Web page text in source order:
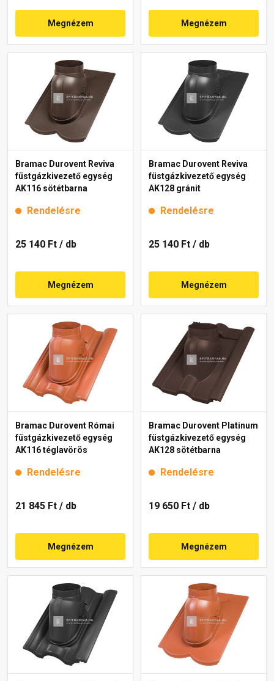
Megnézem Megnézem
Bramac Durovent Reviva
füstgázkivezető egység
AK116 sötétbarna
Rendelésre
25 140 Ft / db
Megnézem
Bramac Durovent Reviva
füstgázkivezető egység
AK128 gránit
Rendelésre
25 140 Ft / db
Megnézem
Bramac Durovent Római
füstgázkivezető egység
AK116 téglavörös
Rendelésre
21 845 Ft / db
Megnézem
Bramac Durovent Platinum
füstgázkivezető egység
AK128 sötétbarna
Rendelésre
19 650 Ft / db
Megnézem